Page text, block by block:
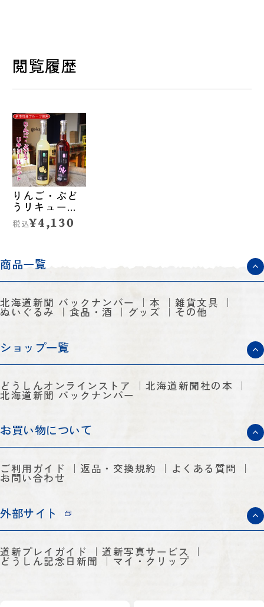
閲覧履歴
りんご・ぶど
うリキュール
セット◆余市
リキュールフ
税込¥4,130
商品一覧
北海道新聞 バックナンバー 本 雑貨文具
ぬいぐるみ 食品・酒 グッズ その他
ショップ一覧
どうしんオンラインストア 北海道新聞社の本
北海道新聞 バックナンバー
お買い物について
ご利用ガイド 返品・交換規約 よくある質問
お問い合わせ
外部サイト
道新プレイガイド 道新写真サービス
どうしん記念日新聞 マイ・クリップ